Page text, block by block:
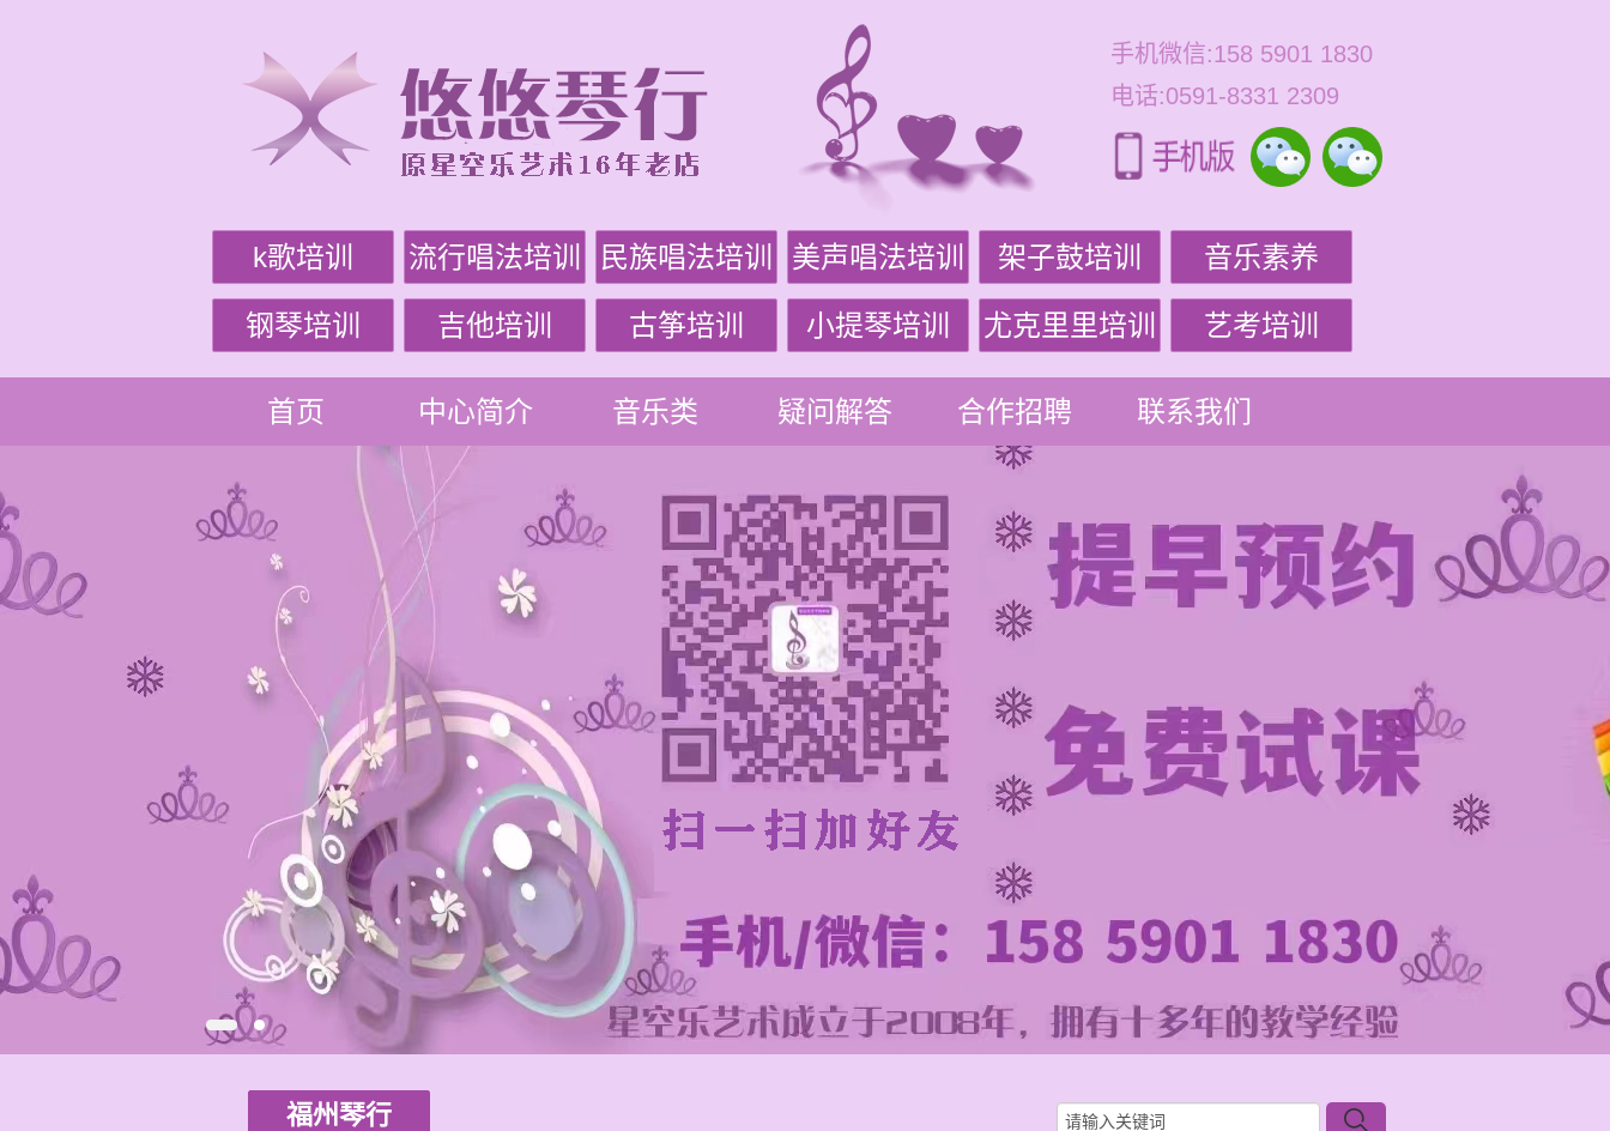
手机微信:158 5901 1830
电话:0591-8331 2309
k歌培训 流行唱法培训 民族唱法培训 美声唱法培训 架子鼓培训 音乐素养
钢琴培训 吉他培训 古筝培训 小提琴培训 尤克里里培训 艺考培训
首页 中心简介 音乐类 疑问解答 合作招聘 联系我们
福州琴行